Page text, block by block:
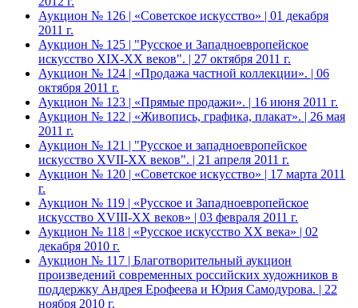
Аукцион № 126 | «Советское искусство» | 01 декабря
2011 г.
Аукцион № 125 | "Русское и Западноевропейское
искусство XIX-ХХ веков". | 27 октября 2011 г.
Аукцион № 124 | «Продажа частной коллекции». | 06
октября 2011 г.
Аукцион № 123 | «Прямые продажи». | 16 июня 2011 г.
Аукцион № 122 | «Живопись, графика, плакат». | 26 мая
2011 г.
Аукцион № 121 | "Русское и западноевропейское
искусство XVII-XX веков". | 21 апреля 2011 г.
Аукцион № 120 | «Советское искусство» | 17 марта 2011
г.
Аукцион № 119 | «Русское и Западноевропейское
искусство XVIII-ХХ веков» | 03 февраля 2011 г.
Аукцион № 118 | «Русское искусство ХХ века» | 02
декабря 2010 г.
Аукцион № 117 | Благотворительный аукцион
произведений современных российских художников в
поддержку Андрея Ерофеева и Юрия Самодурова. | 22
ноября 2010 г.